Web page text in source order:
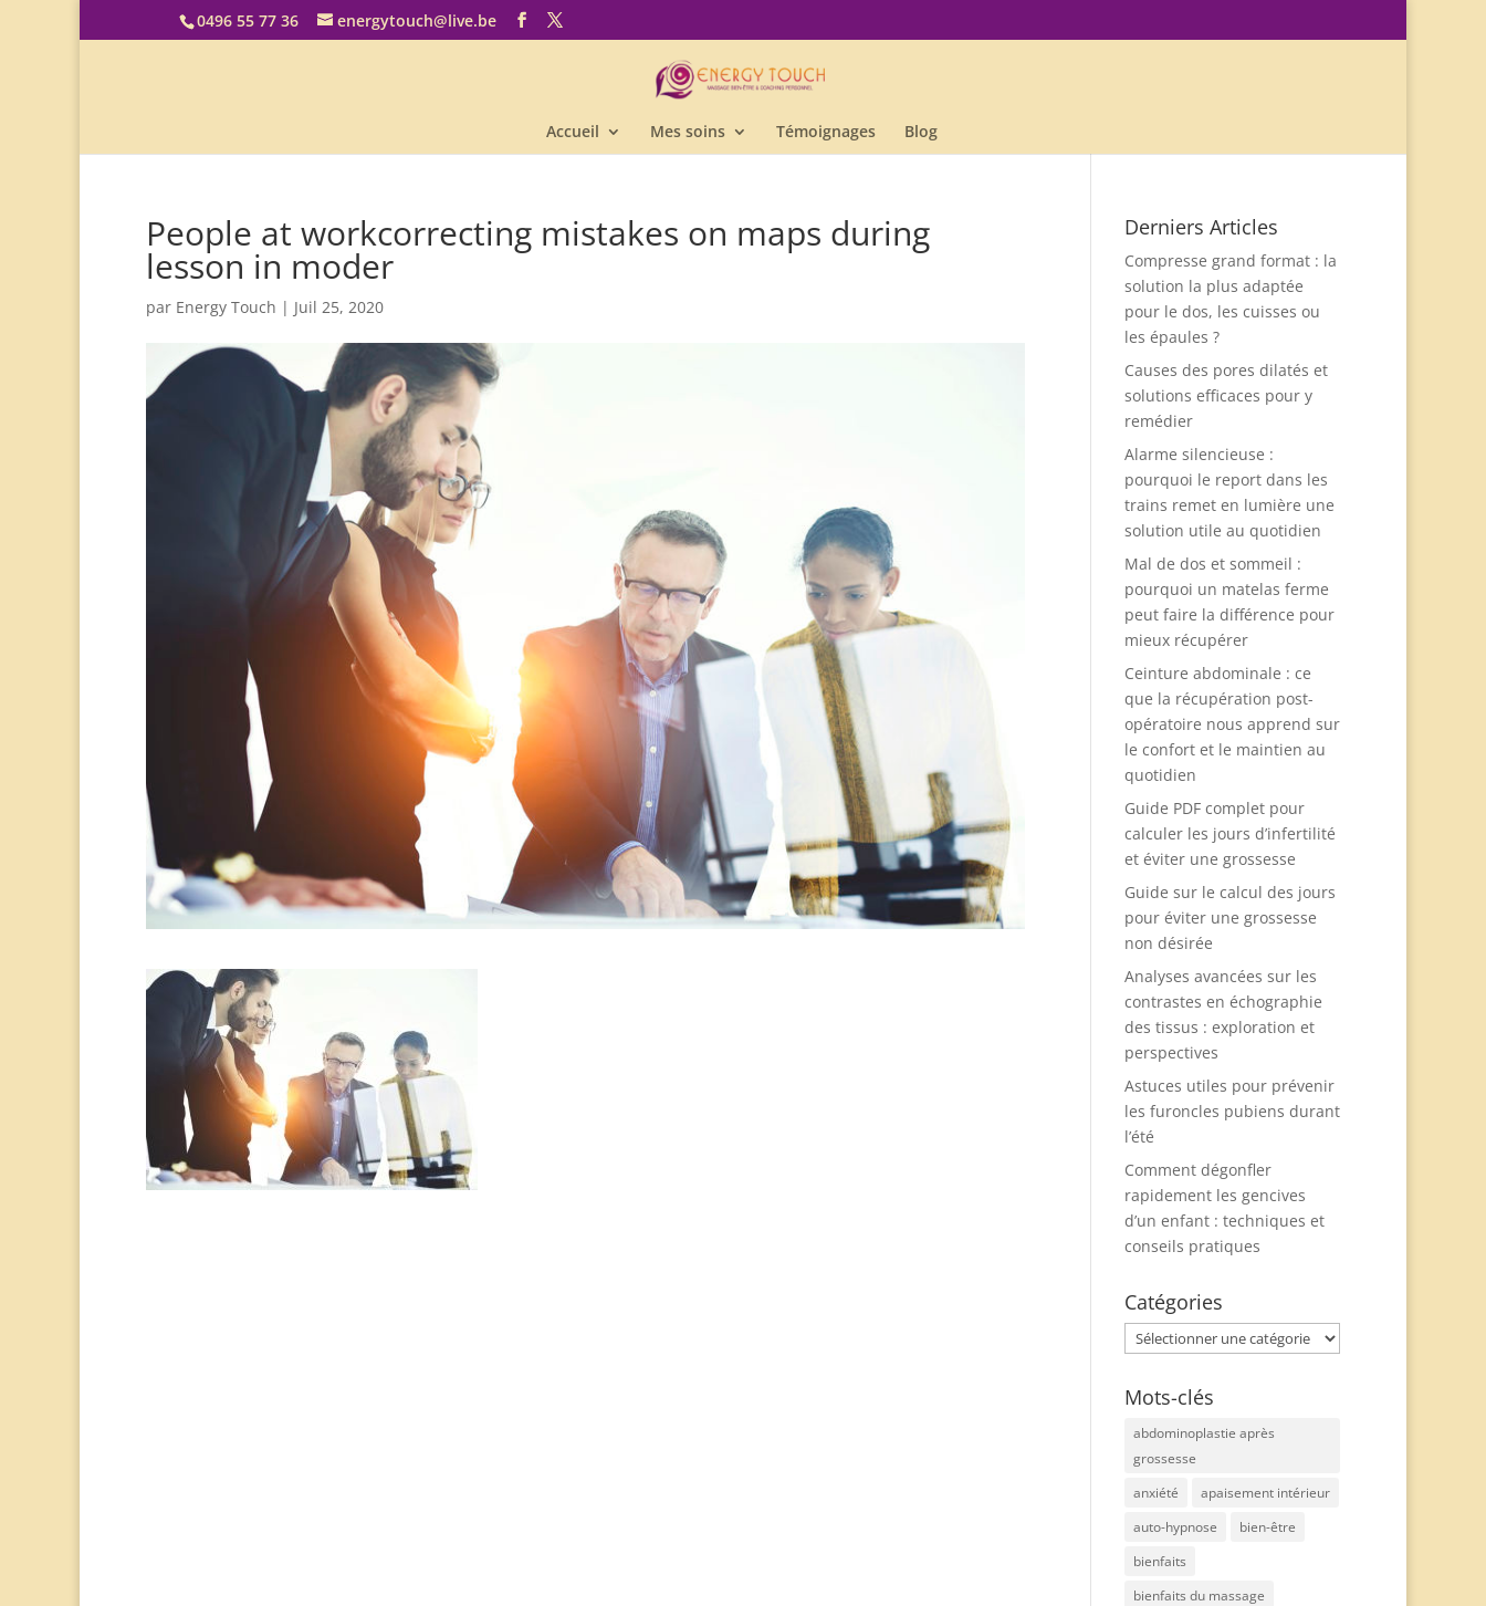
0496 55 77 36 energytouch@live.be
Accueil Mes soins Témoignages Blog
People at workcorrecting mistakes on maps during
lesson in moder
par Energy Touch | Juil 25, 2020
Derniers Articles
Compresse grand format : la
solution la plus adaptée
pour le dos, les cuisses ou
les épaules ?
Causes des pores dilatés et
solutions efficaces pour y
remédier
Alarme silencieuse :
pourquoi le report dans les
trains remet en lumière une
solution utile au quotidien
Mal de dos et sommeil :
pourquoi un matelas ferme
peut faire la différence pour
mieux récupérer
Ceinture abdominale : ce
que la récupération post-
opératoire nous apprend sur
le confort et le maintien au
quotidien
Guide PDF complet pour
calculer les jours d’infertilité
et éviter une grossesse
Guide sur le calcul des jours
pour éviter une grossesse
non désirée
Analyses avancées sur les
contrastes en échographie
des tissus : exploration et
perspectives
Astuces utiles pour prévenir
les furoncles pubiens durant
l’été
Comment dégonfler
rapidement les gencives
d’un enfant : techniques et
conseils pratiques
Catégories
Catégories
Mots-clés
abdominoplastie après
grossesse
anxiété
apaisement intérieur
auto-hypnose
bien-être
bienfaits
bienfaits du massage